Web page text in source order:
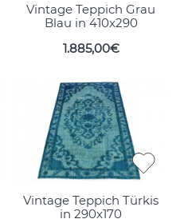
Vintage Teppich Grau
Blau in 410x290
1.885,00€
Vintage Teppich Türkis
in 290x170